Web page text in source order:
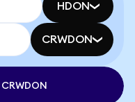
HDON
CRWDON